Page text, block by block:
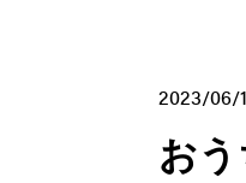
2023/06/
お